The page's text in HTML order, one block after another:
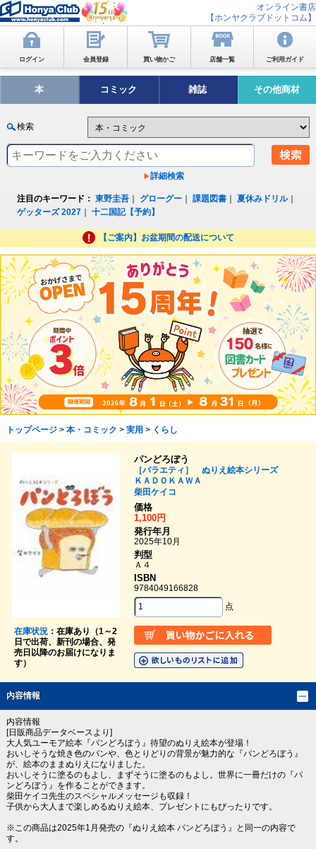
オンライン書店
【ホンヤクラブドットコム】
ログイン 会員登録 買い物かご 店舗一覧 ご利用ガイド
本 コミック 雑誌 その他商材
検索
詳細検索
注目のキーワード： 東野圭吾 グローグー ｜課題図書 ｜夏休みドリル｜
ゲッターズ 2027 ｜十二国記【予約】
【ご案内】お盆期間の配送について
トップページ> 本・コミック > 実用 > くらし
在庫状況：在庫あり（1～2
日で出荷、新刊の場合、発
売日以降のお届けになりま
す）
パンどろぼう
［バラエティ］ ぬりえ絵本シリーズ
ＫＡＤＯＫＡＷＡ
柴田ケイコ
価格
1,100円
発行年月
2025年10月
判型
Ａ４
ISBN
9784049166828
点
内容情報
内容情報
[日販商品データベースより]
大人気ユーモア絵本『パンどろぼう』待望のぬりえ絵本が登場！
おいしそうな焼き色のパンや、色とりどりの背景が魅力的な『パンどろぼう』
が、絵本のままぬりえになりました。
おいしそうに塗るのもよし、まずそうに塗るのもよし。世界に一冊だけの『パ
ンどろぼう』を作ることができます。
柴田ケイコ先生のスペシャルメッセージも収録！
子供から大人まで楽しめるぬりえ絵本、プレゼントにもぴったりです。
※この商品は2025年1月発売の『ぬりえ絵本 パンどろぼう』と同一の内容で
す。